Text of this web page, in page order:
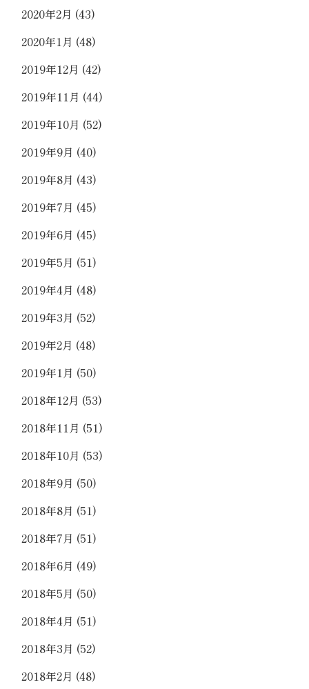
2020年2月 (43)
2020年1月 (48)
2019年12月 (42)
2019年11月 (44)
2019年10月 (52)
2019年9月 (40)
2019年8月 (43)
2019年7月 (45)
2019年6月 (45)
2019年5月 (51)
2019年4月 (48)
2019年3月 (52)
2019年2月 (48)
2019年1月 (50)
2018年12月 (53)
2018年11月 (51)
2018年10月 (53)
2018年9月 (50)
2018年8月 (51)
2018年7月 (51)
2018年6月 (49)
2018年5月 (50)
2018年4月 (51)
2018年3月 (52)
2018年2月 (48)